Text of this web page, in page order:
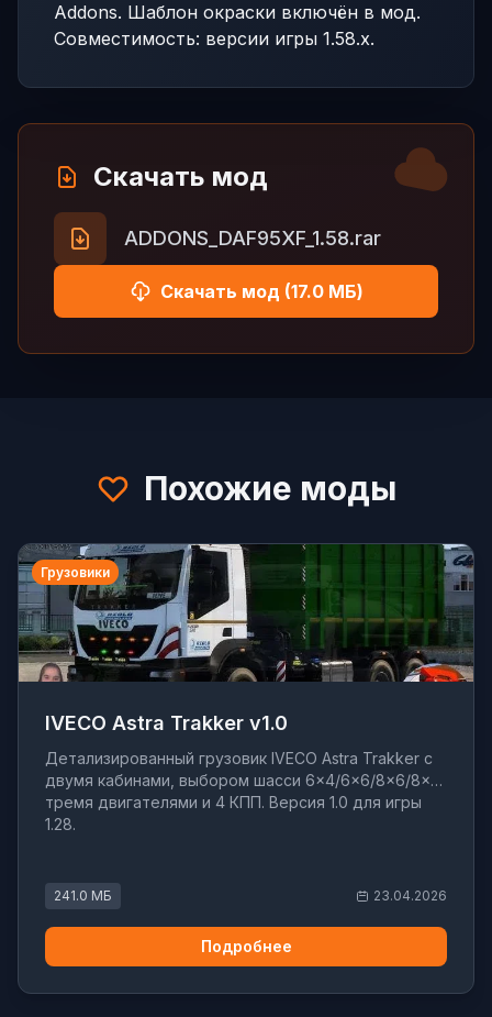
Addons. Шаблон окраски включён в мод.
Совместимость: версии игры 1.58.x.
Скачать мод
ADDONS_DAF95XF_1.58.rar
Скачать мод (17.0 МБ)
Похожие моды
Грузовики
IVECO Astra Trakker v1.0
Детализированный грузовик IVECO Astra Trakker с
двумя кабинами, выбором шасси 6×4/6×6/8×6/8×8,
тремя двигателями и 4 КПП. Версия 1.0 для игры
1.28.
241.0 МБ 23.04.2026
Подробнее